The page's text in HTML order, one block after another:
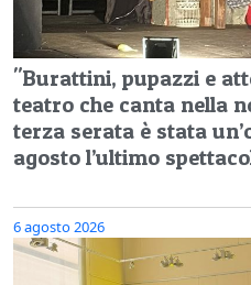
"Burattini, pupazzi e
teatro che canta nella
terza serata è stata
agosto l’ultimo
6 agosto 2026